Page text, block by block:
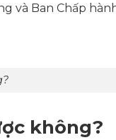
và Ban Chấp
không?